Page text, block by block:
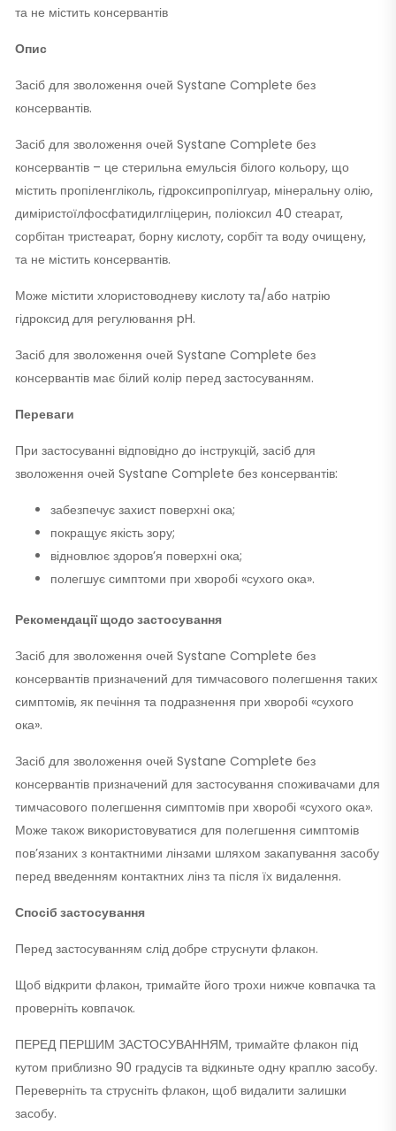
та не містить консервантів
Опис
Засіб для зволоження очей Systane Complete без
консервантів.
Засіб для зволоження очей Systane Complete без
консервантів – це стерильна емульсія білого кольору, що
містить пропіленгліколь, гідроксипропілгуар, мінеральну олію,
диміристоїлфосфатидилгліцерин, поліоксил 40 стеарат,
сорбітан тристеарат, борну кислоту, сорбіт та воду очищену,
та не містить консервантів.
Може містити хлористоводневу кислоту та/або натрію
гідроксид для регулювання pH.
Засіб для зволоження очей Systane Complete без
консервантів має білий колір перед застосуванням.
Переваги
При застосуванні відповідно до інструкцій, засіб для
зволоження очей Systane Complete без консервантів:
забезпечує захист поверхні ока;
покращує якість зору;
відновлює здоров’я поверхні ока;
полегшує симптоми при хворобі «сухого ока».
Рекомендації щодо застосування
Засіб для зволоження очей Systane Complete без
консервантів призначений для тимчасового полегшення таких
симптомів, як печіння та подразнення при хворобі «сухого
ока».
Засіб для зволоження очей Systane Complete без
консервантів призначений для застосування споживачами для
тимчасового полегшення симптомів при хворобі «сухого ока».
Може також використовуватися для полегшення симптомів
пов’язаних з контактними лінзами шляхом закапування засобу
перед введенням контактних лінз та після їх видалення.
Спосіб застосування
Перед застосуванням слід добре струснути флакон.
Щоб відкрити флакон, тримайте його трохи нижче ковпачка та
проверніть ковпачок.
ПЕРЕД ПЕРШИМ ЗАСТОСУВАННЯМ, тримайте флакон під
кутом приблизно 90 градусів та відкиньте одну краплю засобу.
Переверніть та струсніть флакон, щоб видалити залишки
засобу.